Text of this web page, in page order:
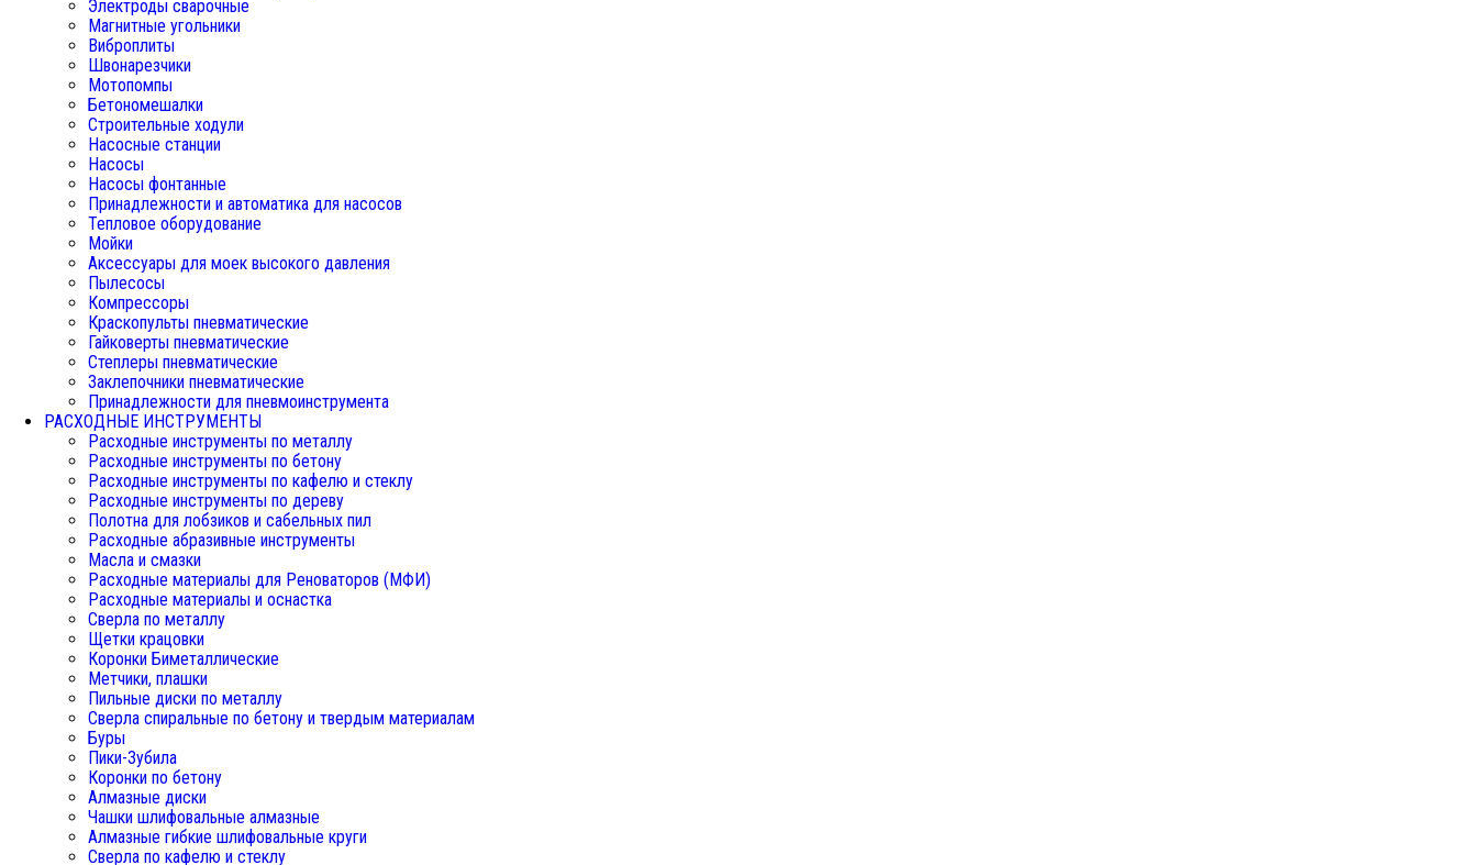
Электроды сварочные
Магнитные угольники
Виброплиты
Швонарезчики
Мотопомпы
Бетономешалки
Строительные ходули
Насосные станции
Насосы
Насосы фонтанные
Принадлежности и автоматика для насосов
Тепловое оборудование
Мойки
Аксессуары для моек высокого давления
Пылесосы
Компрессоры
Краскопульты пневматические
Гайковерты пневматические
Степлеры пневматические
Заклепочники пневматические
Принадлежности для пневмоинструмента
РАСХОДНЫЕ ИНСТРУМЕНТЫ
Расходные инструменты по металлу
Расходные инструменты по бетону
Расходные инструменты по кафелю и стеклу
Расходные инструменты по дереву
Полотна для лобзиков и сабельных пил
Расходные абразивные инструменты
Масла и смазки
Расходные материалы для Реноваторов (МФИ)
Расходные материалы и оснастка
Сверла по металлу
Щетки крацовки
Коронки Биметаллические
Метчики, плашки
Пильные диски по металлу
Сверла спиральные по бетону и твердым материалам
Буры
Пики-Зубила
Коронки по бетону
Алмазные диски
Чашки шлифовальные алмазные
Алмазные гибкие шлифовальные круги
Сверла по кафелю и стеклу